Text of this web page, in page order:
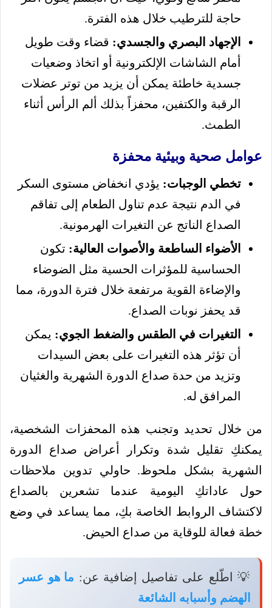
حاجة للترطيب خلال هذه الفترة.
الإجهاد البصري والجسدي: قضاء وقت طويل
أمام الشاشات الإلكترونية أو اتخاذ وضعيات
جسدية خاطئة يمكن أن يزيد من توتر عضلات
الرقبة والكتفين، محفزاً بذلك ألم الرأس أثناء
الطمث.
عوامل صحية وبيئية محفزة
تخطي الوجبات: يؤدي انخفاض مستوى السكر
في الدم نتيجة عدم تناول الطعام إلى تفاقم
الصداع الناتج عن التغيرات الهرمونية.
الأضواء الساطعة والأصوات العالية: تكون
الحساسية للمؤثرات الحسية مثل الضوضاء
والإضاءة القوية مرتفعة خلال فترة الدورة، مما
قد يحفز نوبات الصداع.
التغيرات في الطقس والضغط الجوي: يمكن
أن تؤثر هذه التغيرات على بعض السيدات
وتزيد من حدة صداع الدورة الشهرية والغثيان
المرافق له.
من خلال تحديد وتجنب هذه المحفزات الشخصية،
يمكنكِ تقليل شدة وتكرار أعراض صداع الدورة
الشهرية بشكل ملحوظ. حاولي تدوين ملاحظات
حول عاداتكِ اليومية عندما تشعرين بالصداع
لاكتشاف الروابط الخاصة بكِ، مما يساعد في وضع
خطة فعالة للوقاية من صداع الحيض.
💡 اطّلع على تفاصيل إضافية عن: ما هو عسر
الهضم وأسبابه الشائعة